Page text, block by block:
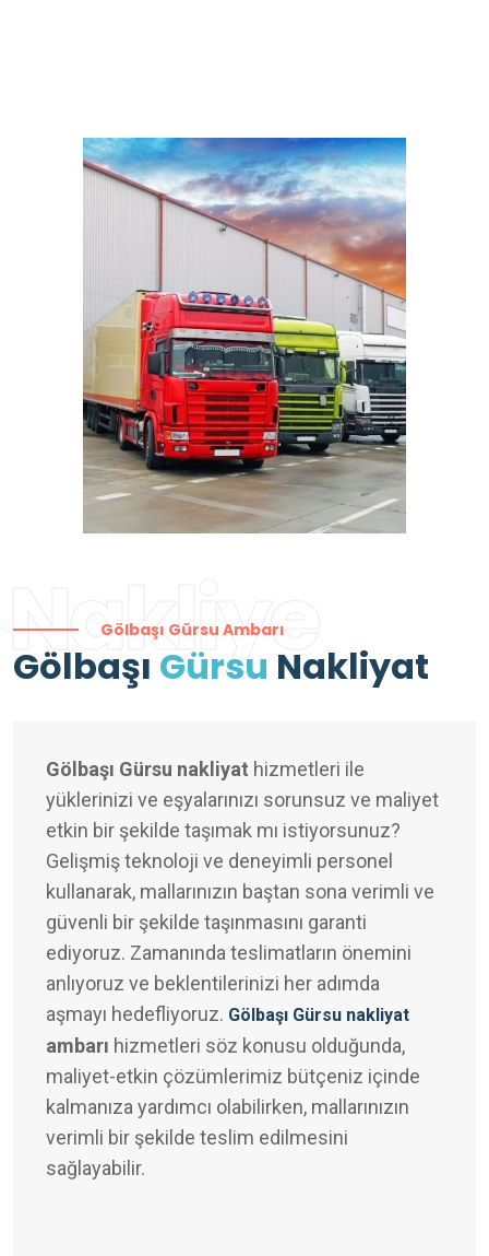
Nakliye
Gölbaşı Gürsu Ambarı
Gölbaşı Gürsu Nakliyat
Gölbaşı Gürsu nakliyat hizmetleri ile
yüklerinizi ve eşyalarınızı sorunsuz ve maliyet
etkin bir şekilde taşımak mı istiyorsunuz?
Gelişmiş teknoloji ve deneyimli personel
kullanarak, mallarınızın baştan sona verimli ve
güvenli bir şekilde taşınmasını garanti
ediyoruz. Zamanında teslimatların önemini
anlıyoruz ve beklentilerinizi her adımda
aşmayı hedefliyoruz. Gölbaşı Gürsu nakliyat
ambarı hizmetleri söz konusu olduğunda,
maliyet-etkin çözümlerimiz bütçeniz içinde
kalmanıza yardımcı olabilirken, mallarınızın
verimli bir şekilde teslim edilmesini
sağlayabilir.